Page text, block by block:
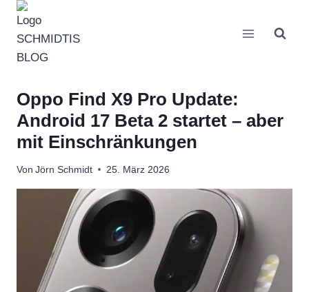
Zum
Inhalt
springen
Oppo Find X9 Pro Update:
Android 17 Beta 2 startet – aber
mit Einschränkungen
Von Jörn Schmidt 25. März 2026